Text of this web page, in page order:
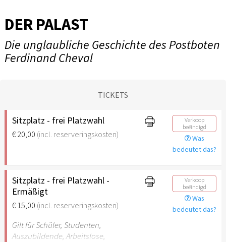
DER PALAST
Die unglaubliche Geschichte des Postboten
Ferdinand Cheval
TICKETS
Sitzplatz - frei Platzwahl
€ 20,00 (incl. reserveringskosten)
Verkoop
beëindigd
Was
bedeutet das?
Sitzplatz - frei Platzwahl -
Ermäßigt
€ 15,00 (incl. reserveringskosten)
Verkoop
beëindigd
Was
bedeutet das?
Gilt für Schüler, Studenten,
Auszubildende, Arbeitslose,